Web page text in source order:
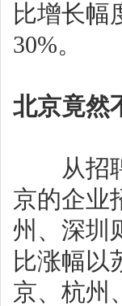
比增长幅
30%。
北京竟然
从招聘
京的企业
州、深圳
比涨幅以
京、杭州